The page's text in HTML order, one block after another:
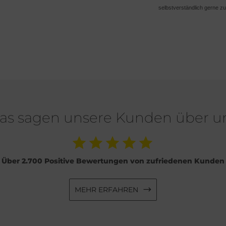
selbstverständlich gerne
sagen unsere Kunden über
Über 2.700 Positive Bewertungen von zufriedenen Kunden
MEHR ERFAHREN